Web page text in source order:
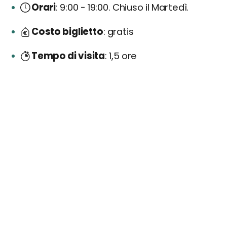
Orari 9:00 - 19:00. Chiuso il Martedì.
Costo biglietto gratis
Tempo di visita 1,5 ore